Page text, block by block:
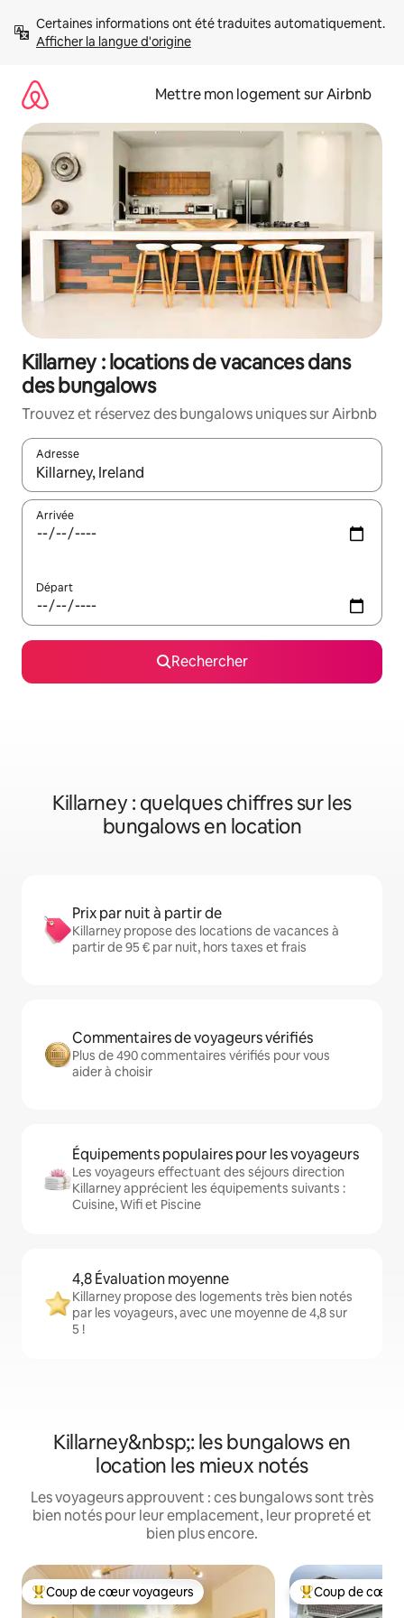
directement
Afficher la langue d'origine
Mettre mon logement sur Airbnb
Killarney : locations de vacances dans
des bungalows
Trouvez et réservez des bungalows uniques sur Airbnb
Adresse
Lorsque les résultats s'affichent, utilisez les flèches vers le
Arrivée
Départ
Rechercher
Killarney : quelques chiffres sur les
bungalows en location
Prix par nuit à partir de
Killarney propose des locations de vacances à
partir de 95 € par nuit, hors taxes et frais
Commentaires de voyageurs vérifiés
Plus de 490 commentaires vérifiés pour vous
aider à choisir
Équipements populaires pour les voyageurs
Les voyageurs effectuant des séjours direction
Killarney apprécient les équipements suivants :
Cuisine, Wifi et Piscine
4,8 Évaluation moyenne
Killarney propose des logements très bien notés
par les voyageurs, avec une moyenne de 4,8 sur
5 !
Killarney&nbsp;: les bungalows en
location les mieux notés
Les voyageurs approuvent : ces bungalows sont très
bien notés pour leur emplacement, leur propreté et
bien plus encore.
Coups de cœur voyageurs les plus appréciés
Coup de cœur voyageurs Coups de cœur
Coup de cœur